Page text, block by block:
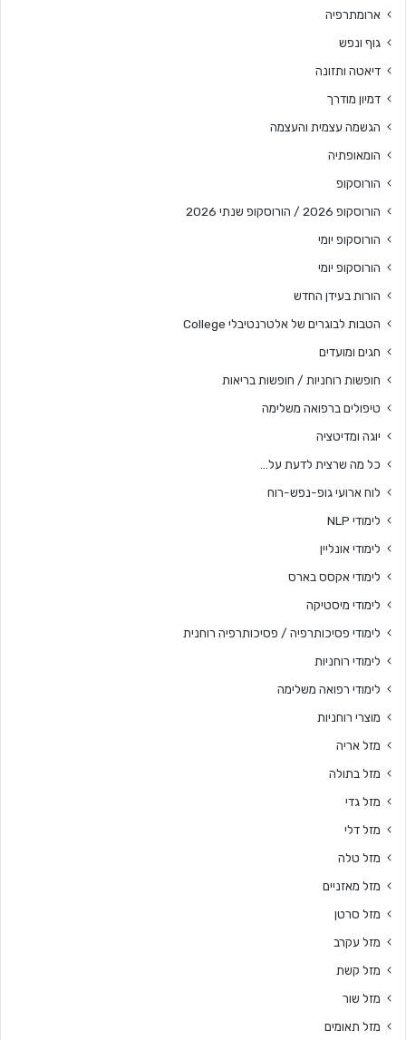
ארומתרפיה
גוף ונפש
דיאטה ותזונה
דמיון מודרך
הגשמה עצמית והעצמה
הומאופתיה
הורוסקופ
הורוסקופ 2026 / הורוסקופ שנתי 2026
הורוסקופ יומי
הורוסקופ יומי
הורות בעידן החדש
הטבות לבוגרים של אלטרנטיבלי College
חגים ומועדים
חופשות רוחניות / חופשות בריאות
טיפולים ברפואה משלימה
יוגה ומדיטציה
כל מה שרצית לדעת על…
לוח ארועי גופ-נפש-רוח
לימודי NLP
לימודי אונליין
לימודי אקסס בארס
לימודי מיסטיקה
לימודי פסיכותרפיה / פסיכותרפיה רוחנית
לימודי רוחניות
לימודי רפואה משלימה
מוצרי רוחניות
מזל אריה
מזל בתולה
מזל גדי
מזל דלי
מזל טלה
מזל מאזניים
מזל סרטן
מזל עקרב
מזל קשת
מזל שור
מזל תאומים